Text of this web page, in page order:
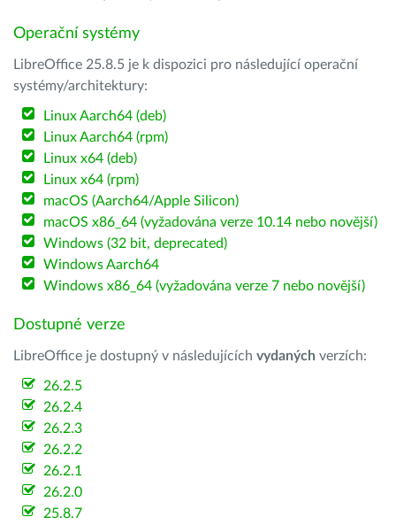
Operační systémy
LibreOffice 25.8.5 je k dispozici pro následující operační
systémy/architektury:
Linux Aarch64 (deb)
Linux Aarch64 (rpm)
Linux x64 (deb)
Linux x64 (rpm)
macOS (Aarch64/Apple Silicon)
macOS x86_64 (vyžadována verze 10.14 nebo novější)
Windows (32 bit, deprecated)
Windows Aarch64
Windows x86_64 (vyžadována verze 7 nebo novější)
Dostupné verze
LibreOffice je dostupný v následujících vydaných verzích:
26.2.5
26.2.4
26.2.3
26.2.2
26.2.1
26.2.0
25.8.7